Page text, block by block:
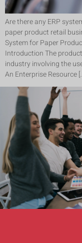
Are there any ERP
paper product retail
System for Paper
Introduction The
industry involving the
An Enterprise Resource